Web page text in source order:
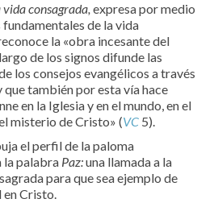
vida consagrada, expresa por medio
de la vida
la «obra incesante del
de los signos difunde las
los consejos evangélicos a través
también por esta vía hace
en la Iglesia y en el mundo, en el
misterio de Cristo» (VC 5).
el perfil de la paloma
la palabra Paz:una llamada a la
para que sea ejemplo de
en Cristo.